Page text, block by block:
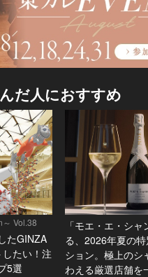
だ人におすすめ
Vol.38
たGINZA
たい！注
5選
「モエ・エ・シ
る、2026年夏の
ション。極上のシ
わえる厳選店舗を